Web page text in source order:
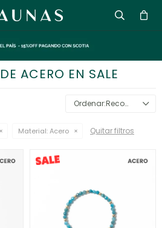
ACERO EN SALE
Recomendados
Material:Acero Quitar filtros